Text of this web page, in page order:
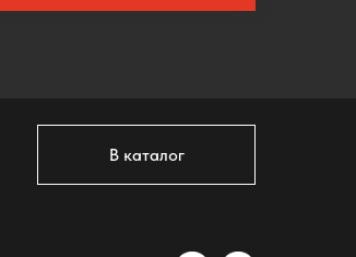
В каталог